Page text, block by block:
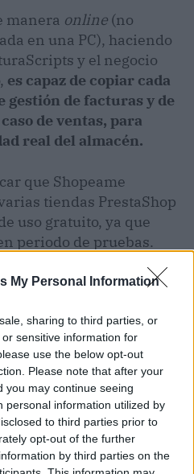
My Personal Information
sharing to third parties, or
sensitive information for
use the below opt-out
Please note that after your
you may continue seeing
personal information utilized by
to third parties prior to
opt-out of the further
by third parties on the
manera online (no
en una PC), haciendo
y el negocio
es capaz de copiar cada
gestión de facturas y de
de ventas, para
real del almacén.
que Shopeame
tiendas PrestaShop
uso gratuito, ya que
periodo de pruebas.